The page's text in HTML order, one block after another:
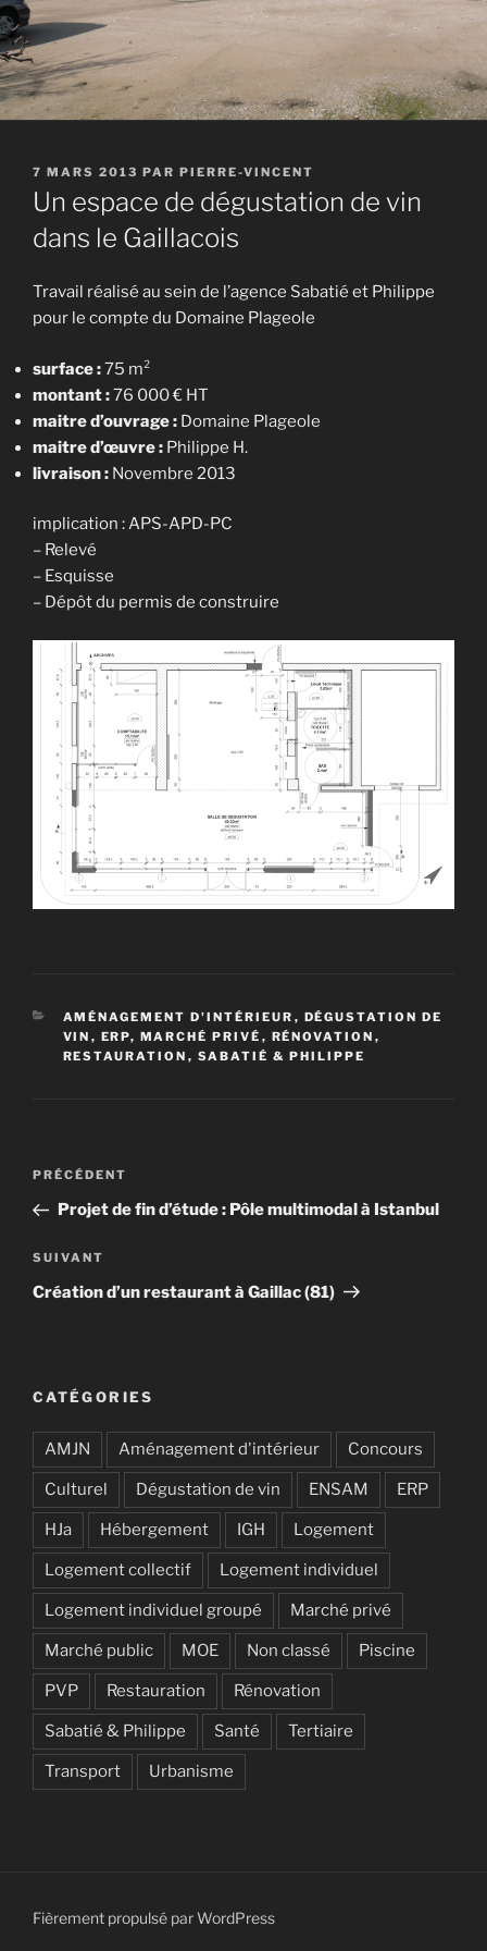
PUBLIÉ
LE
7 MARS 2013 PAR PIERRE-VINCENT
Un espace de dégustation de vin
dans le Gaillacois
Travail réalisé au sein de l’agence Sabatié et Philippe
pour le compte du Domaine Plageole
surface :75 m²
montant :76 000 € HT
maitre d’ouvrage : Domaine Plageole
maitre d’œuvre : Philippe H.
livraison : Novembre 2013
implication : APS-APD-PC
– Relevé
– Esquisse
– Dépôt du permis de construire
CATÉGORIES
AMÉNAGEMENT D'INTÉRIEUR , DÉGUSTATION DE
VIN , ERP, MARCHÉ PRIVÉ , RÉNOVATION ,
RESTAURATION , SABATIÉ & PHILIPPE
Navigation
l’article
Article
précédent
PRÉCÉDENT
Projet de fin d’étude : Pôle multimodal à Istanbul
Article
suivant
SUIVANT
Création d’un restaurant à Gaillac (81)
CATÉGORIES
AMJN Aménagement d'intérieur Concours
Culturel Dégustation de vin ENSAM ERP
HJa Hébergement IGH Logement
Logement collectif Logement individuel
Logement individuel groupé Marché privé
Marché public MOE Non classé Piscine
PVP Restauration Rénovation
Sabatié & Philippe Santé Tertiaire
Transport Urbanisme
Fièrement propulsé par WordPress